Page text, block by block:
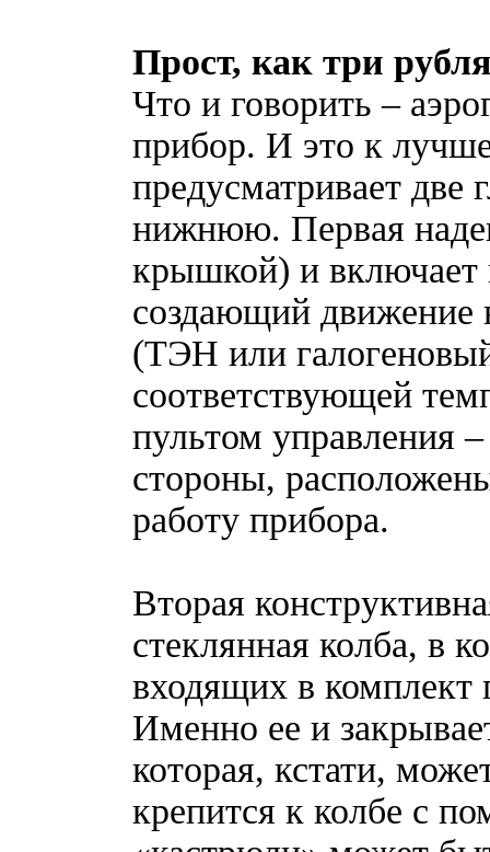
Прост, как три рубля
Что и говорить –
прибор. И это к
предусматривает
нижнюю. Первая
крышкой) и включает
создающий движение
(ТЭН или
соответствующей
пультом управления
стороны,
работу прибора.
Вторая
стеклянная колба, в
входящих в
Именно ее и
которая, кстати,
крепится к колбе с